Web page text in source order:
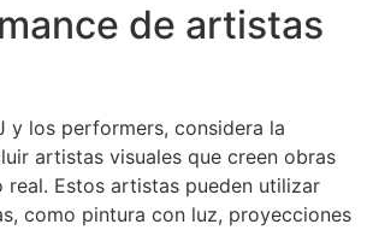
de artistas
y los performers, considera la
artistas visuales que creen obras
Estos artistas pueden utilizar
como pintura con luz, proyecciones